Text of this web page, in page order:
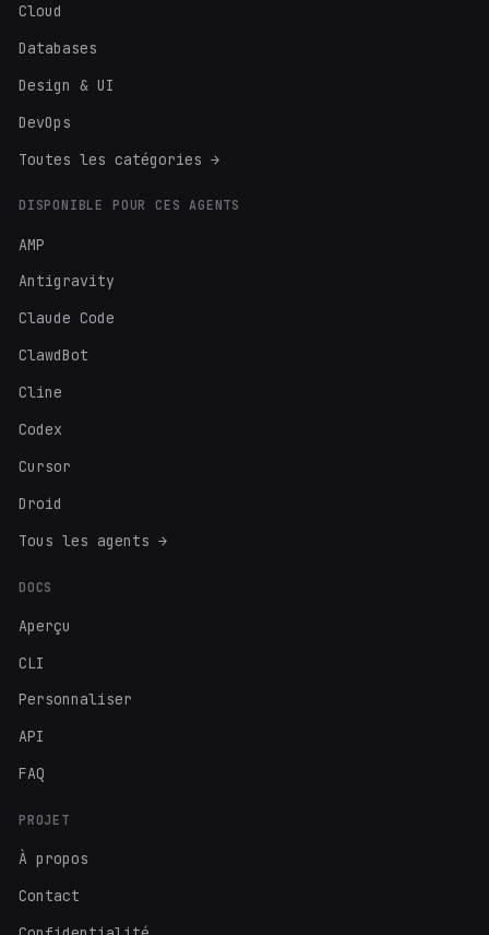
Cloud
Databases
Design & UI
DevOps
Toutes les catégories →
DISPONIBLE POUR CES AGENTS
AMP
Antigravity
Claude Code
ClawdBot
Cline
Codex
Cursor
Droid
Tous les agents →
DOCS
Aperçu
CLI
Personnaliser
API
FAQ
PROJET
À propos
Contact